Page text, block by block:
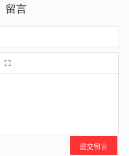
留言
提交留言